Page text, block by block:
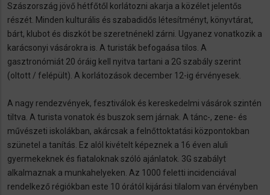
Szászország jövő hétfőtől korlátozni akarja a közélet jelentős
részét. Minden kulturális és szabadidős létesítményt, könyvtárat,
bárt, klubot és diszkót be szeretnénekl zárni. Ugyanez vonatkozik a
karácsonyi vásárokra is. A turisták befogaása tilos. A
gasztronómiát 20 óráig kell nyitva tartani a 2G szabály szerint
(oltott / felépült). A korlátozások december 12-ig érvényesek.
A nagy rendezvények, fesztiválok és kereskedelmi vásárok szintén
tiltva. A turista vonatok és buszok sem járnak. A tánc-, zene- és
művészeti iskolákban, akárcsak a felnőttoktatási központokban
szünetel a tanítás. Ez alól kivételt képeznek a 16 éven aluli
gyermekeknek és fiataloknak szóló ajánlatok. 3G szabályt
alkalmaznak a munkahelyeken. Az 1000 feletti incidenciával
rendelkező régiókban este 10 órától kijárási tilalom van érvényben